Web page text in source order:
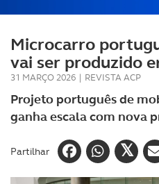
Microcarro
vai ser produzido
31 MARÇO 2026 | REVISTA ACP
Projeto português de
ganha escala com nova
Partilhar